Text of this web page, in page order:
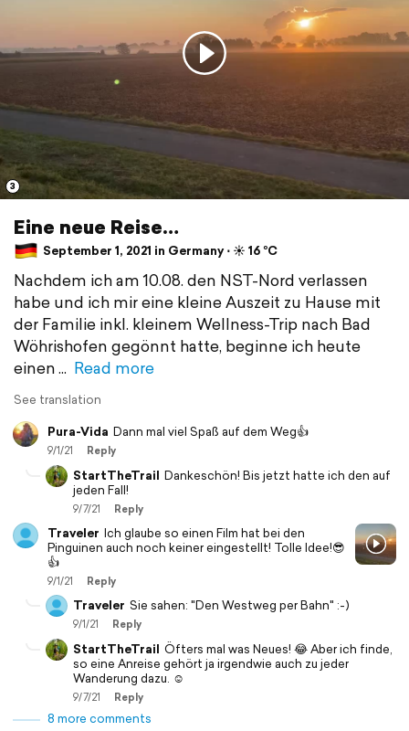
3
Eine neue Reise…
September 1, 2021 in Germany ⋅ ☀️ 16 °C
Nachdem ich am 10.08. den NST-Nord verlassen
habe und ich mir eine kleine Auszeit zu Hause mit
der Familie inkl. kleinem Wellness-Trip nach Bad
Wöhrishofen gegönnt hatte, beginne ich heute
einen
Read more
See translation
Pura-Vida Dann mal viel Spaß auf dem Weg👍
9/1/21 Reply
StartTheTrail Dankeschön! Bis jetzt hatte ich den auf
jeden Fall!
9/7/21 Reply
Traveler Ich glaube so einen Film hat bei den
Pinguinen auch noch keiner eingestellt! Tolle Idee!😎
👍
9/1/21 Reply
Traveler Sie sahen: "Den Westweg per Bahn" :-)
9/1/21 Reply
StartTheTrail Öfters mal was Neues! 😂 Aber ich finde,
so eine Anreise gehört ja irgendwie auch zu jeder
Wanderung dazu. ☺️
9/7/21 Reply
8 more comments